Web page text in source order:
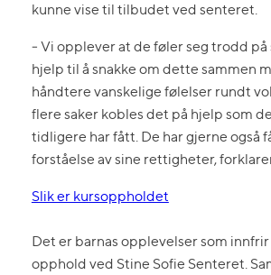
kunne vise til tilbudet ved senteret.
‒ Vi opplever at de føler seg trodd på
hjelp til å snakke om dette sammen
håndtere vanskelige følelser rundt
flere saker kobles det på hjelp som
tidligere har fått. De har gjerne også
forståelse av sine rettigheter,
Slik er kursoppholdet
Det er barnas opplevelser som
opphold ved Stine Sofie Senteret.